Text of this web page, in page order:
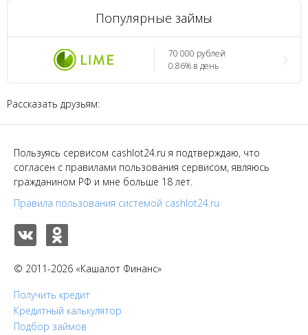
Популярные займы
70 000 рублей
0.86% в день
Рассказать друзьям:
Пользуясь сервисом cashlot24.ru я подтверждаю, что
согласен с правилами пользования сервисом, являюсь
гражданином РФ и мне больше 18 лет.
Правила пользования системой cashlot24.ru
© 2011-2026 «Кашалот Финанс»
Получить кредит
Кредитный калькулятор
Подбор займов